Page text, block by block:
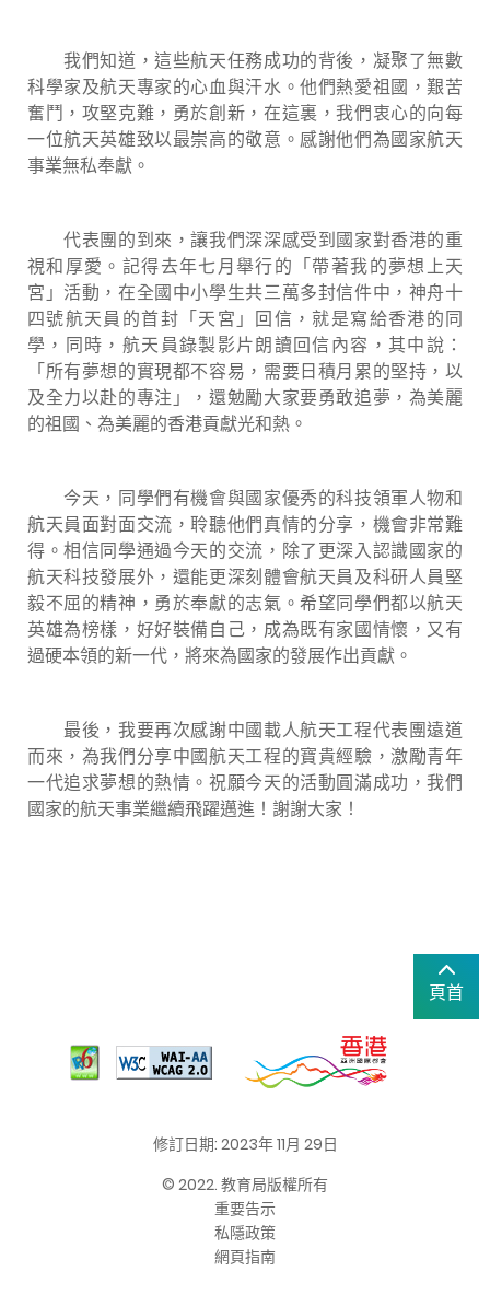
我們知道，這些航天任務成功的背後，凝聚了無數
科學家及航天專家的心血與汗水。他們熱愛祖國，艱苦
奮鬥，攻堅克難，勇於創新，在這裏，我們衷心的向每
一位航天英雄致以最崇高的敬意。感謝他們為國家航天
事業無私奉獻。
代表團的到來，讓我們深深感受到國家對香港的重
視和厚愛。記得去年七月舉行的「帶著我的夢想上天
宮」活動，在全國中小學生共三萬多封信件中，神舟十
四號航天員的首封「天宮」回信，就是寫給香港的同
學，同時，航天員錄製影片朗讀回信內容，其中說：
「所有夢想的實現都不容易，需要日積月累的堅持，以
及全力以赴的專注」，還勉勵大家要勇敢追夢，為美麗
的祖國、為美麗的香港貢獻光和熱。
今天，同學們有機會與國家優秀的科技領軍人物和
航天員面對面交流，聆聽他們真情的分享，機會非常難
得。相信同學通過今天的交流，除了更深入認識國家的
航天科技發展外，還能更深刻體會航天員及科研人員堅
毅不屈的精神，勇於奉獻的志氣。希望同學們都以航天
英雄為榜樣，好好裝備自己，成為既有家國情懷，又有
過硬本領的新一代，將來為國家的發展作出貢獻。
最後，我要再次感謝中國載人航天工程代表團遠道
而來，為我們分享中國航天工程的寶貴經驗，激勵青年
一代追求夢想的熱情。祝願今天的活動圓滿成功，我們
國家的航天事業繼續飛躍邁進！謝謝大家！
頁首
修訂日期: 2023年 11月 29日
© 2022. 教育局版權所有
重要告示
私隱政策
網頁指南